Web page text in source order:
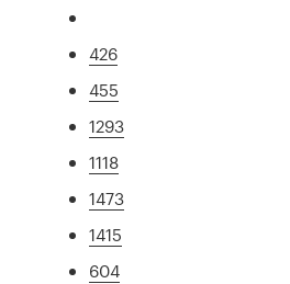
426
455
1293
1118
1473
1415
604